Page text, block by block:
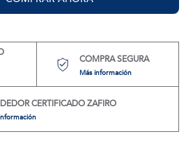
COMPRA SEGURA
Más información
CERTIFICADO ZAFIRO